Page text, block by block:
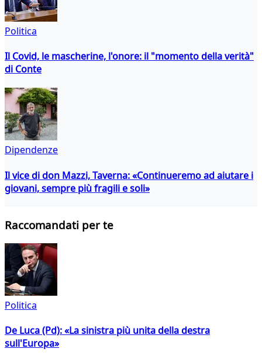
Politica
Il Covid, le mascherine, l'onore: il "momento della verità"
di Conte
Dipendenze
Il vice di don Mazzi, Taverna: «Continueremo ad aiutare i
giovani, sempre più fragili e soli»
Raccomandati per te
Politica
De Luca (Pd): «La sinistra più unita della destra
sull'Europa»